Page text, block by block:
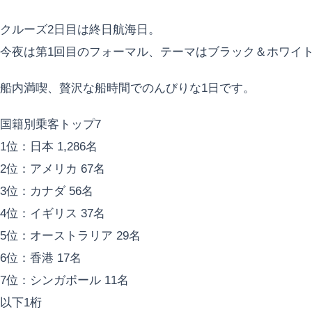
クルーズ2日目は終日航海日。
今夜は第1回目のフォーマル、テーマはブラック＆ホワイ
船内満喫、贅沢な船時間でのんびりな1日です。
国籍別乗客トップ7
1位：日本 1,286名
2位：アメリカ 67名
3位：カナダ 56名
4位：イギリス 37名
5位：オーストラリア 29名
6位：香港 17名
7位：シンガポール 11名
以下1桁